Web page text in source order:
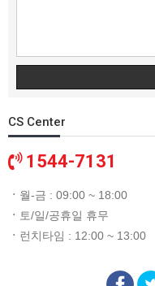
CS Center
1544-7131
ㆍ 월-금 : 09:00 ~ 18:00
ㆍ 토/일/공휴일 휴무
ㆍ 런치타임 : 12:00 ~ 13:00